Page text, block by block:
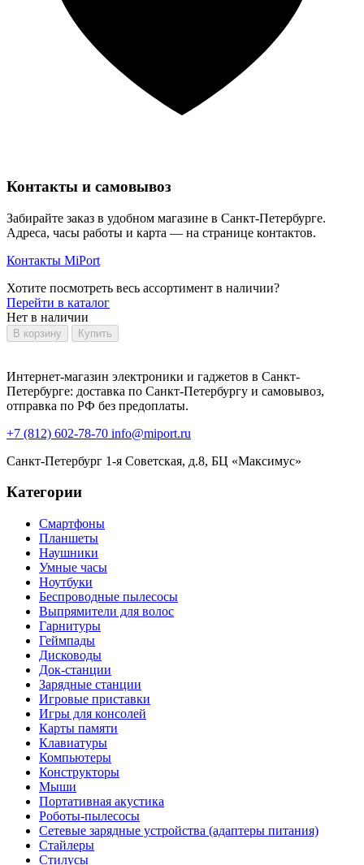
Контакты и самовывоз
Забирайте заказ в удобном магазине в Санкт-Петербурге.
Адреса, часы работы и карта — на странице контактов.
Контакты MiPort
Хотите посмотреть весь ассортимент в наличии?
Перейти в каталог
Нет в наличии
В корзину Купить
Интернет-магазин электроники и гаджетов в Санкт-
Петербурге: доставка по Санкт-Петербургу и самовывоз,
отправка по РФ без предоплаты.
+7 (812) 602-78-70 info@miport.ru
Санкт-Петербург 1-я Советская, д.8, БЦ «Максимус»
Категории
Смартфоны
Планшеты
Наушники
Умные часы
Ноутбуки
Беспроводные пылесосы
Выпрямители для волос
Гарнитуры
Геймпады
Дисководы
Док-станции
Зарядные станции
Игровые приставки
Игры для консолей
Карты памяти
Клавиатуры
Компьютеры
Конструкторы
Мыши
Портативная акустика
Роботы-пылесосы
Сетевые зарядные устройства (адаптеры питания)
Стайлеры
Стилусы